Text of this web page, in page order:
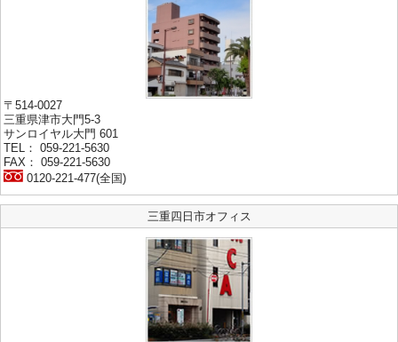
〒514-0027
三重県津市大門5-3
サンロイヤル大門 601
TEL： 059-221-5630
FAX： 059-221-5630
0120-221-477(全国)
三重四日市オフィス